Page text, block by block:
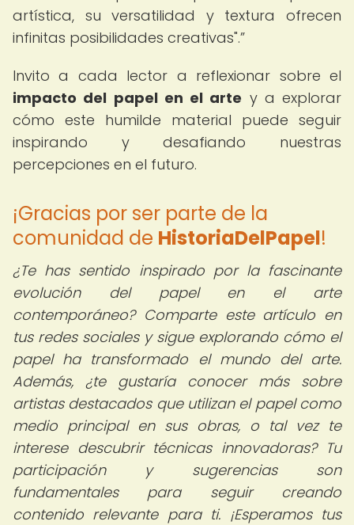
artística, su versatilidad y textura ofrecen
infinitas posibilidades creativas".
Invito a cada lector a reflexionar sobre el
impacto del papel en el arte y a explorar
cómo este humilde material puede seguir
inspirando y desafiando nuestras
percepciones en el futuro.
¡Gracias por ser parte de la
comunidad de HistoriaDelPapel!
¿Te has sentido inspirado por la fascinante
evolución del papel en el arte
contemporáneo? Comparte este artículo en
tus redes sociales y sigue explorando cómo el
papel ha transformado el mundo del arte.
Además, ¿te gustaría conocer más sobre
artistas destacados que utilizan el papel como
medio principal en sus obras, o tal vez te
interese descubrir técnicas innovadoras? Tu
participación y sugerencias son
fundamentales para seguir creando
contenido relevante para ti. ¡Esperamos tus